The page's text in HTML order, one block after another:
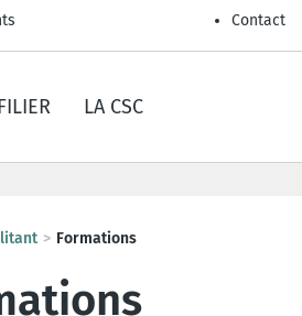
Contact
LA CSC
Formations